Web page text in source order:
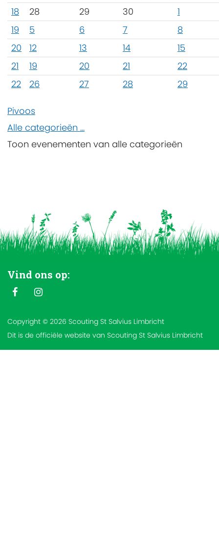
18
28 29 30
1
19
5 6 7
8
20
12 13 14
15
21
19 20 21
22
22
26 27 28 29
Pivoos
Alle categorieën ...
Toon evenementen van alle categorieën
Vind ons op:
Copyright © 2026 Scouting St Salvius Limbricht
Dit is de officiële website van Scouting St Salvius Limbricht